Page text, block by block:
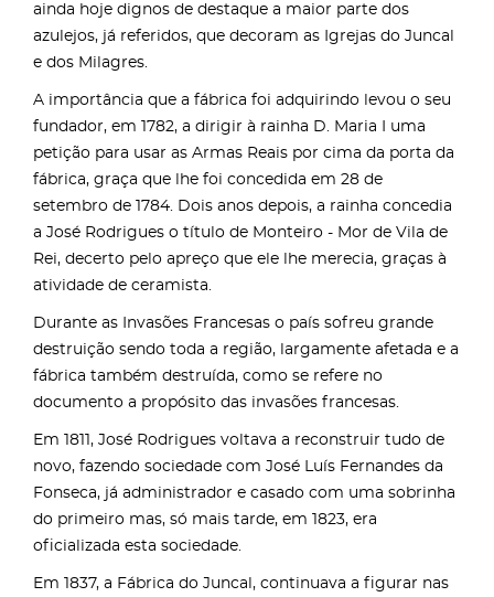
ainda hoje dignos de destaque a maior parte dos
azulejos, já referidos, que decoram as Igrejas do Juncal
e dos Milagres.
A importância que a fábrica foi adquirindo levou o seu
fundador, em 1782, a dirigir à rainha D. Maria I uma
petição para usar as Armas Reais por cima da porta da
fábrica, graça que lhe foi concedida em 28 de
setembro de 1784. Dois anos depois, a rainha concedia
a José Rodrigues o título de Monteiro - Mor de Vila de
Rei, decerto pelo apreço que ele lhe merecia, graças à
atividade de ceramista.
Durante as Invasões Francesas o país sofreu grande
destruição sendo toda a região, largamente afetada e a
fábrica também destruída, como se refere no
documento a propósito das invasões francesas.
Em 1811, José Rodrigues voltava a reconstruir tudo de
novo, fazendo sociedade com José Luís Fernandes da
Fonseca, já administrador e casado com uma sobrinha
do primeiro mas, só mais tarde, em 1823, era
oficializada esta sociedade.
Em 1837, a Fábrica do Juncal, continuava a figurar nas